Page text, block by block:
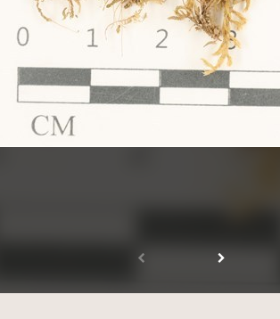
權法保護-僅限於本平台有限度公開瀏覽